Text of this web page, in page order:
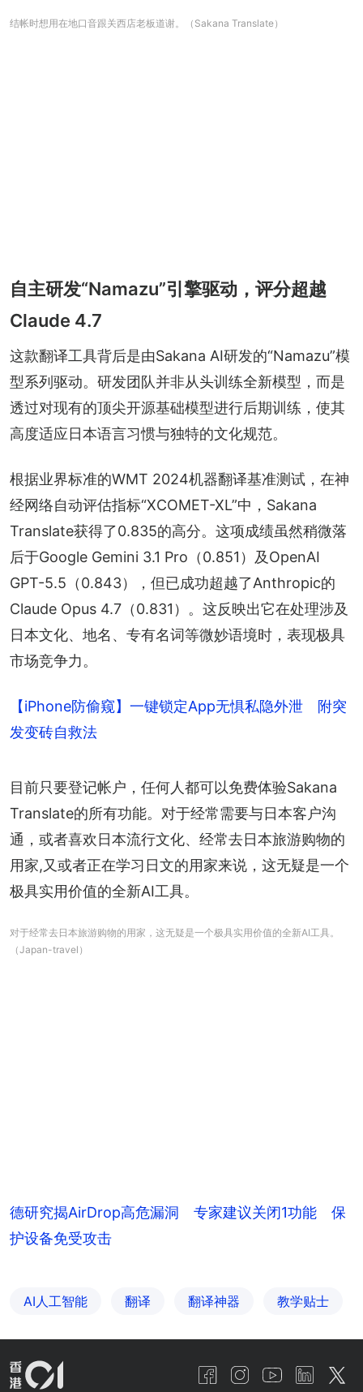
结帐时想用在地口音跟关西店老板道谢。（Sakana Translate）
自主研发“Namazu”引擎驱动，评分超越
Claude 4.7
这款翻译工具背后是由Sakana AI研发的“Namazu”模
型系列驱动。研发团队并非从头训练全新模型，而是
透过对现有的顶尖开源基础模型进行后期训练，使其
高度适应日本语言习惯与独特的文化规范。
根据业界标准的WMT 2024机器翻译基准测试，在神
经网络自动评估指标“XCOMET-XL”中，Sakana
Translate获得了0.835的高分。这项成绩虽然稍微落
后于Google Gemini 3.1 Pro（0.851）及OpenAI
GPT-5.5（0.843），但已成功超越了Anthropic的
Claude Opus 4.7（0.831）。这反映出它在处理涉及
日本文化、地名、专有名词等微妙语境时，表现极具
市场竞争力。
【iPhone防偷窥】一键锁定App无惧私隐外泄 附突
发变砖自救法
目前只要登记帐户，任何人都可以免费体验Sakana
Translate的所有功能。对于经常需要与日本客户沟
通，或者喜欢日本流行文化、经常去日本旅游购物的
用家,又或者正在学习日文的用家来说，这无疑是一个
极具实用价值的全新AI工具。
对于经常去日本旅游购物的用家，这无疑是一个极具实用价值的全新AI工具。
（Japan-travel）
德研究揭AirDrop高危漏洞 专家建议关闭1功能 保
护设备免受攻击
AI人工智能 翻译 翻译神器 教学贴士